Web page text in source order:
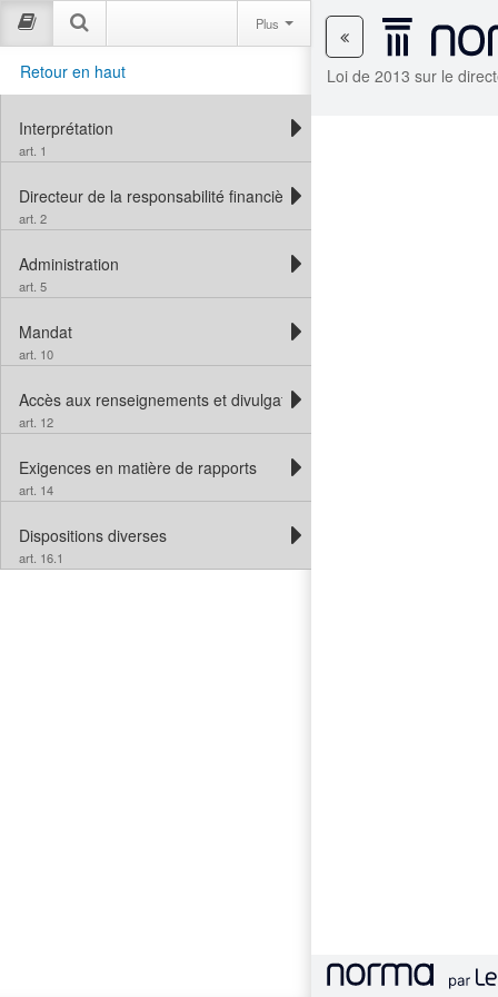
Loi de 2013 sur le
Plus
Retour en haut
Interprétation
art. 1
Directeur de la responsabilité financière
art. 2
Administration
art. 5
Mandat
art. 10
Accès aux renseignements et divulgation
art. 12
Exigences en matière de rapports
art. 14
Dispositions diverses
art. 16.1